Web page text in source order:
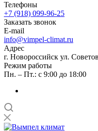
Телефоны
+7 (918) 099-96-25
Заказать звонок
E-mail
info@vimpel-climat.ru
Адрес
г. Новороссийск ул.
Режим работы
Пн. – Пт.: с 9:00 до 18:00